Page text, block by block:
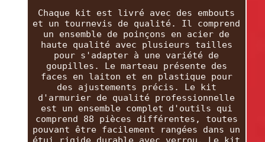
Chaque kit est livré avec des embouts
et un tournevis de qualité. Il comprend
un ensemble de poinçons en acier de
haute qualité avec plusieurs tailles
pour s'adapter à une variété de
goupilles. Le marteau présente des
faces en laiton et en plastique pour
des ajustements précis. Le kit
d'armurier de qualité professionnelle
est un ensemble complet d'outils qui
comprend 88 pièces différentes, toutes
pouvant être facilement rangées dans un